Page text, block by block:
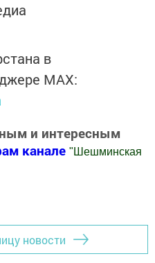
в
MАХ:
и интересным
канале "Шешминская
новости